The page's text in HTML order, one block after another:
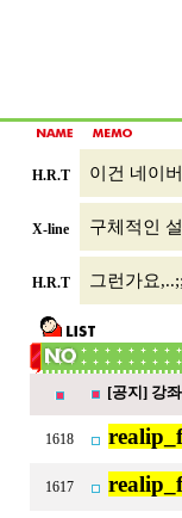
H.R.T 이건 네이
X-line 구체적인
H.R.T 그런가요
[공지] 강
1618
1617